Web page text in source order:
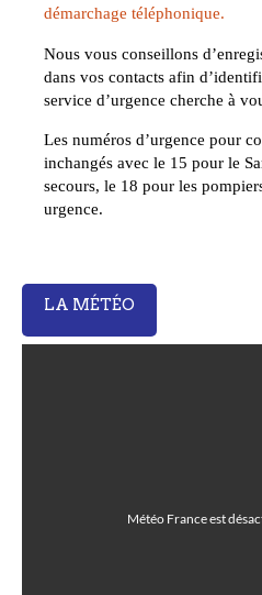
démarchage téléphonique.
Nous vous conseillons
dans vos contacts afin
service d’urgence cherche à
Les numéros d’urgence pour
inchangés avec le 15 pour le
secours, le 18 pour les
urgence.
LA MÉTÉO
Météo France est